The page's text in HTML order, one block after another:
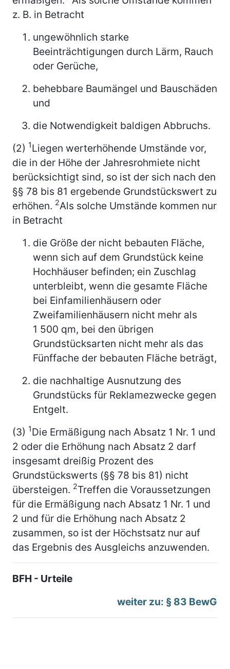
z. B. in Betracht
ungewöhnlich starke
Beeinträchtigungen durch Lärm, Rauch
oder Gerüche,
behebbare Baumängel und Bauschäden
und
die Notwendigkeit baldigen Abbruchs.
(2) 1Liegen werterhöhende Umstände vor,
die in der Höhe der Jahresrohmiete nicht
berücksichtigt sind, so ist der sich nach den
§§ 78 bis 81 ergebende Grundstückswert zu
erhöhen. 2Als solche Umstände kommen nur
in Betracht
die Größe der nicht bebauten Fläche,
wenn sich auf dem Grundstück keine
Hochhäuser befinden; ein Zuschlag
unterbleibt, wenn die gesamte Fläche
bei Einfamilienhäusern oder
Zweifamilienhäusern nicht mehr als
1 500 qm, bei den übrigen
Grundstücksarten nicht mehr als das
Fünffache der bebauten Fläche beträgt,
die nachhaltige Ausnutzung des
Grundstücks für Reklamezwecke gegen
Entgelt.
(3) 1Die Ermäßigung nach Absatz 1 Nr. 1 und
2 oder die Erhöhung nach Absatz 2 darf
insgesamt dreißig Prozent des
Grundstückswerts (§§ 78 bis 81) nicht
übersteigen. 2Treffen die Voraussetzungen
für die Ermäßigung nach Absatz 1 Nr. 1 und
2 und für die Erhöhung nach Absatz 2
zusammen, so ist der Höchstsatz nur auf
das Ergebnis des Ausgleichs anzuwenden.
BFH - Urteile
weiter zu: § 83 BewG